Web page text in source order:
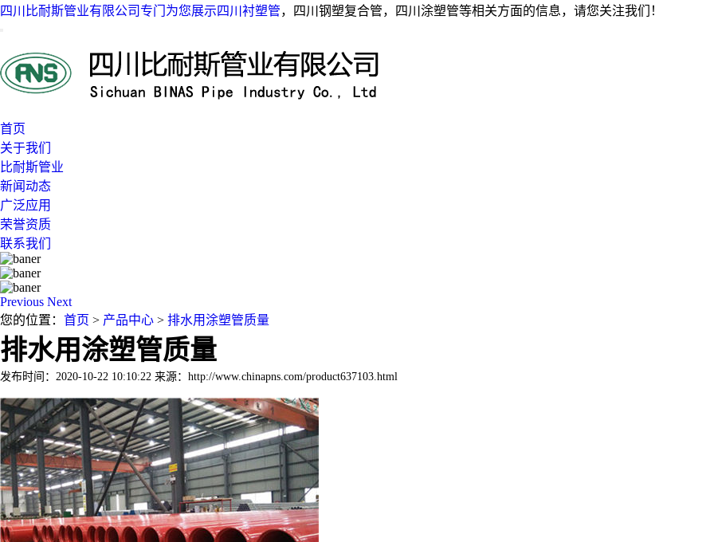
四川比耐斯管业有限公司专门为您展示四川衬塑管，四川钢塑复合管，四川涂塑管等相关方面的信息，请您关注我们！
首页
关于我们
比耐斯管业
新闻动态
广泛应用
荣誉资质
联系我们
Previous Next
您的位置： 首页 > 产品中心 > 排水用涂塑管质量
排水用涂塑管质量
发布时间：2020-10-22 10:10:22 来源：http://www.chinapns.com/product637103.html